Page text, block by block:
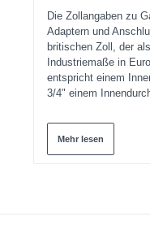
Die Zollangaben zu
Adaptern und
britischen Zoll, der
Industriemaße in
entspricht einem
3/4" einem
Mehr lesen